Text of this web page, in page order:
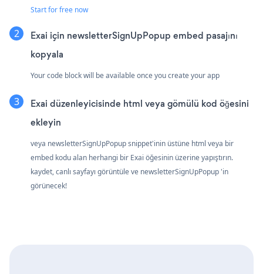
Start for free now
Exai için newsletterSignUpPopup embed pasajını
kopyala
Your code block will be available once you create your app
Exai düzenleyicisinde html veya gömülü kod öğesini
ekleyin
veya newsletterSignUpPopup snippet'inin üstüne html veya bir
embed kodu alan herhangi bir Exai öğesinin üzerine yapıştırın.
kaydet, canlı sayfayı görüntüle ve newsletterSignUpPopup 'in
görünecek!